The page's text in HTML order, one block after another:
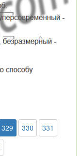
329 330
331